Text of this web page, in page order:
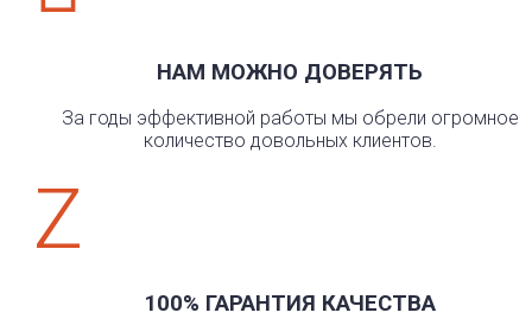
НАМ МОЖНО ДОВЕРЯТЬ
За годы эффективной работы мы обрели огромное
количество довольных клиентов.
Z
100% ГАРАНТИЯ КАЧЕСТВА